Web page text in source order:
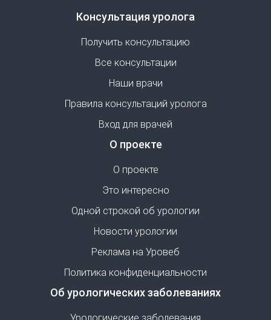
Консультация уролога
Получить консультацию
Все консультации
Наши врачи
Правила консультаций уролога
Вход для врачей
О проекте
О проекте
Это интересно
Одной строкой об урологии
Новости урологии
Реклама на Уровеб
Политика конфиденциальности
Об урологических заболеваниях